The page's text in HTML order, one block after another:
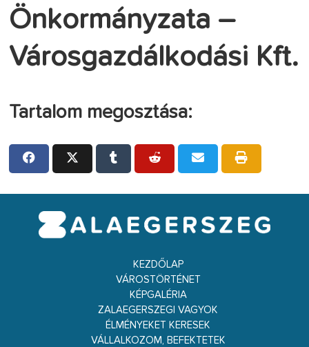
Önkormányzata –
Városgazdálkodási Kft.
Tartalom megosztása:
KEZDŐLAP
VÁROSTÖRTÉNET
KÉPGALÉRIA
ZALAEGERSZEGI VAGYOK
ÉLMÉNYEKET KERESEK
VÁLLALKOZOM, BEFEKTETEK